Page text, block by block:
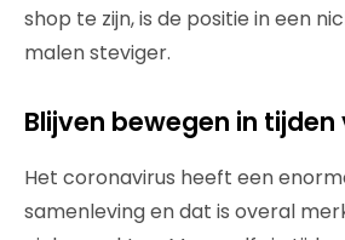
shop te zijn, is de positie in een
malen steviger.
Blijven bewegen in tijden
Het coronavirus heeft een
samenleving en dat is overal